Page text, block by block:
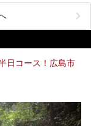
充実している広島県。
のなかから、筆者が
る魅力的な施設を5件
日コース！広島市